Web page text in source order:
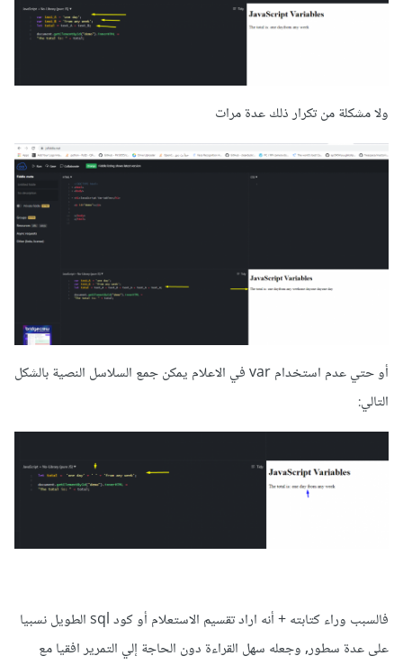
ولا مشكلة من تكرار ذلك عدة مرات
أو حتي عدم استخدام var في الاعلام يمكن جمع السلاسل النصية بالشكل
التالي:
فالسبب وراء كتابته + أنه اراد تقسيم الاستعلام أو كود sql الطويل نسبيا
على عدة سطور, وجعله سهل القراءة دون الحاجة إلي التمرير افقيا مع